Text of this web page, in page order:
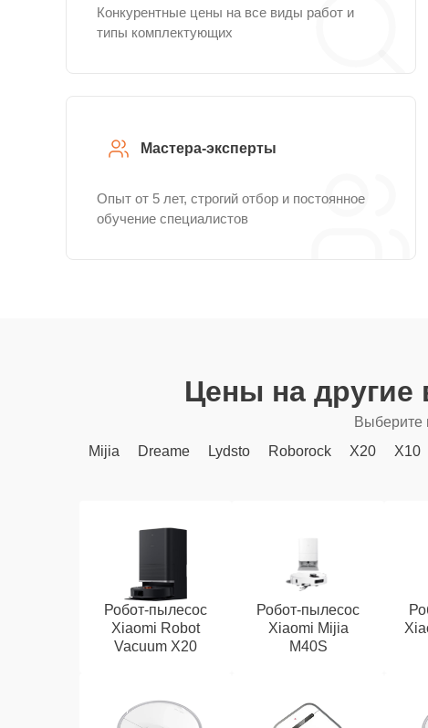
Конкурентные цены на все виды работ и
типы комплектующих
Мастера-эксперты
Опыт от 5 лет, строгий отбор и постоянное
обучение специалистов
Цены на
Выберите
Mijia
Dreame Lydsto Roborock X20 X10
Робот-пылесос
Xiaomi Robot
Vacuum X20
Робот-пылесос
Xiaomi Mijia
M40S